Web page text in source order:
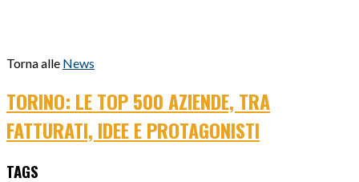
Torna alle News
TORINO: LE TOP 500 AZIENDE, TRA
FATTURATI, IDEE E PROTAGONISTI
TAGS